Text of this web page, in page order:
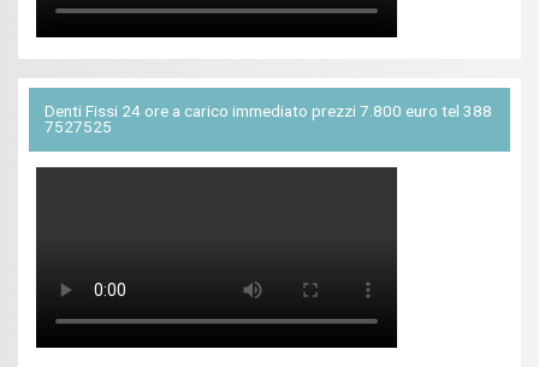
Denti Fissi 24 ore a carico immediato prezzi 7.800 euro tel 388
7527525